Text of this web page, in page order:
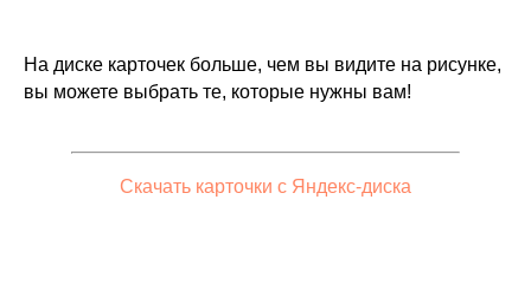
На диске карточек больше, чем вы видите на рисунке,
вы можете выбрать те, которые нужны вам!
Скачать карточки с Яндекс-диска